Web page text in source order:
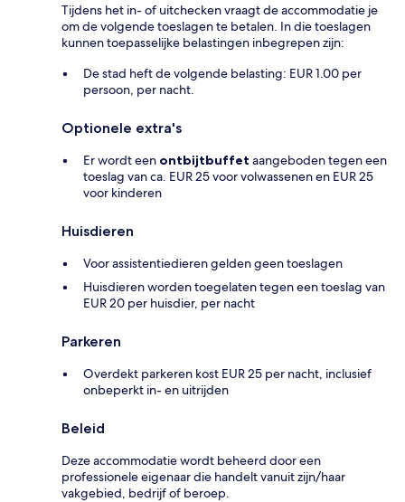
Tijdens het in- of uitchecken vraagt de accommodatie je
om de volgende toeslagen te betalen. In die toeslagen
kunnen toepasselijke belastingen inbegrepen zijn:
De stad heft de volgende belasting: EUR 1.00 per
persoon, per nacht.
Optionele extra's
Er wordt een ontbijtbuffet aangeboden tegen een
toeslag van ca. EUR 25 voor volwassenen en EUR 25
voor kinderen
Huisdieren
Voor assistentiedieren gelden geen toeslagen
Huisdieren worden toegelaten tegen een toeslag van
EUR 20 per huisdier, per nacht
Parkeren
Overdekt parkeren kost EUR 25 per nacht, inclusief
onbeperkt in- en uitrijden
Beleid
Deze accommodatie wordt beheerd door een
professionele eigenaar die handelt vanuit zijn/haar
vakgebied, bedrijf of beroep.